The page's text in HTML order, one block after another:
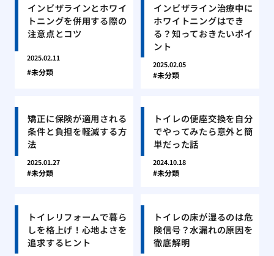
インビザラインとホワイ
トニングを併用する際の
注意点とコツ
2025.02.11
未分類
インビザライン治療中に
ホワイトニングはでき
る？知っておきたいポイ
ント
2025.02.05
未分類
矯正に保険が適用される
条件と負担を軽減する方
法
2025.01.27
未分類
トイレの便座交換を自分
でやってみたら意外と簡
単だった話
2024.10.18
未分類
トイレリフォームで暮ら
しを格上げ！心地よさを
追求するヒント
トイレの床が湿るのは危
険信号？水漏れの原因を
徹底解明